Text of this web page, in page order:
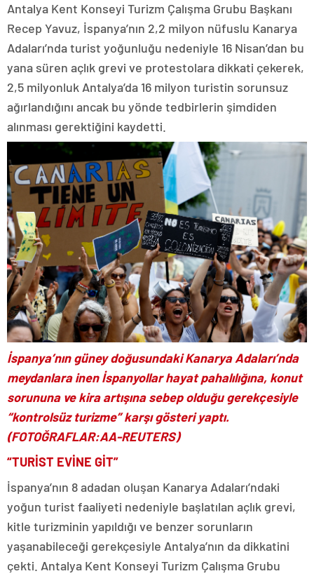
Antalya Kent Konseyi Turizm Çalışma Grubu Başkanı
Recep Yavuz, İspanya’nın 2,2 milyon nüfuslu Kanarya
Adaları’nda turist yoğunluğu nedeniyle 16 Nisan’dan bu
yana süren açlık grevi ve protestolara dikkati çekerek,
2,5 milyonluk Antalya’da 16 milyon turistin sorunsuz
ağırlandığını ancak bu yönde tedbirlerin şimdiden
alınması gerektiğini kaydetti.
İspanya’nın güney doğusundaki Kanarya Adaları’nda
meydanlara inen İspanyollar hayat pahalılığına, konut
sorununa ve kira artışına sebep olduğu gerekçesiyle
“kontrolsüz turizme” karşı gösteri yaptı.
(FOTOĞRAFLAR:AA-REUTERS)
“TURİST EVİNE GİT”
İspanya’nın 8 adadan oluşan Kanarya Adaları’ndaki
yoğun turist faaliyeti nedeniyle başlatılan açlık grevi,
kitle turizminin yapıldığı ve benzer sorunların
yaşanabileceği gerekçesiyle Antalya’nın da dikkatini
çekti. Antalya Kent Konseyi Turizm Çalışma Grubu